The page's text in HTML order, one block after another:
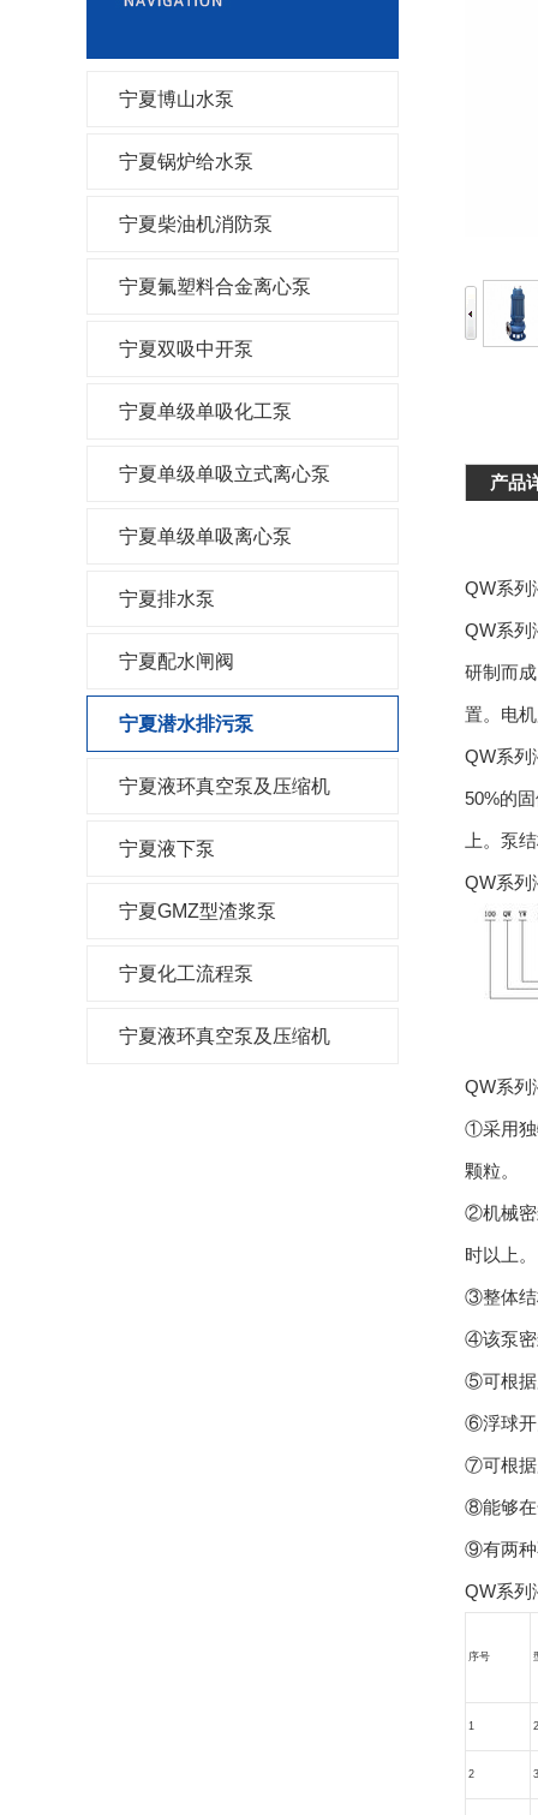
宁夏博山水泵
宁夏锅炉给水泵
宁夏柴油机消防泵
宁夏氟塑料合金离心泵
宁夏双吸中开泵
宁夏单级单吸化工泵
宁夏单级单吸立式离心泵
宁夏单级单吸离心泵
宁夏排水泵
宁夏配水闸阀
宁夏潜水排污泵
宁夏液环真空泵及压缩机
宁夏液下泵
宁夏GMZ型渣浆泵
宁夏化工流程泵
宁夏液环真空泵及压缩机
产品
QW系列
QW系列
研制而
置。电
QW系列
50%的
上。泵
QW系列
QW系列
①采用独
颗粒。
②机械密
时以上。
③整体结
④该泵密
⑤可根据
⑥浮球开
⑦可根据
⑧能够在
⑨有两种
QW系列
序号
1
2